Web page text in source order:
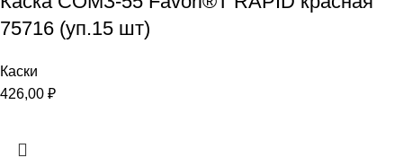
75716 (уп.15 шт)
Каски
426,00 ₽